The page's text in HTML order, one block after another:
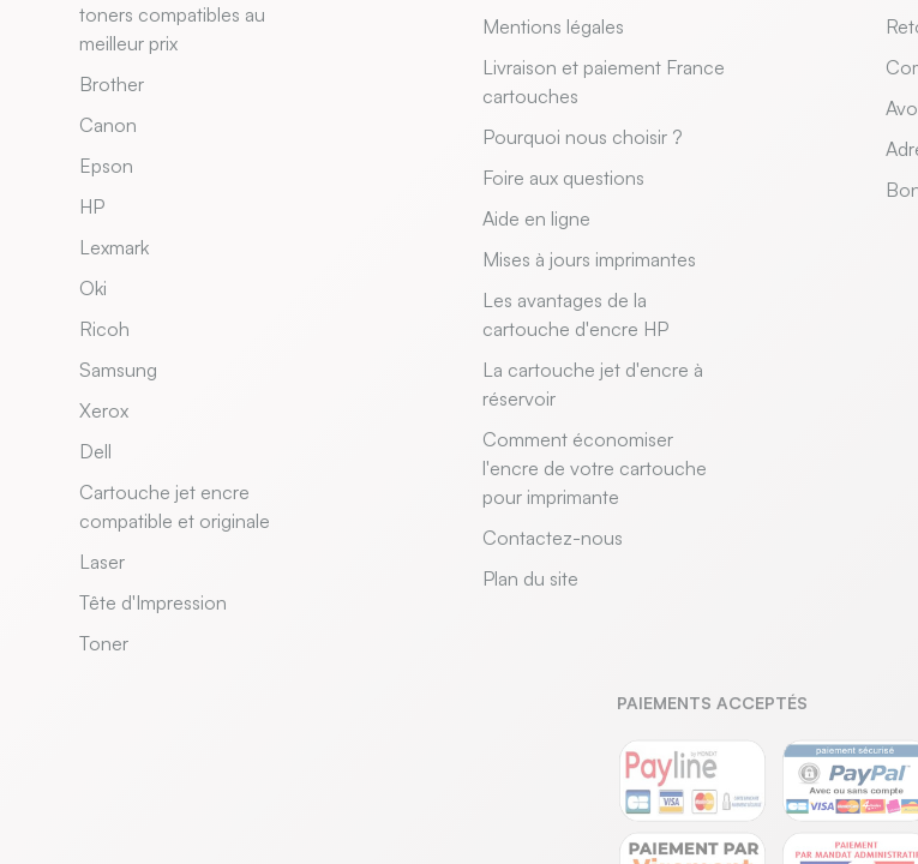
toners compatibles au
meilleur prix
Brother
Canon
Epson
HP
Lexmark
Oki
Ricoh
Samsung
Xerox
Dell
Cartouche jet encre
compatible et originale
Laser
Tête d'Impression
Toner
Mentions légales
Livraison et paiement France
cartouches
Pourquoi nous choisir ?
Foire aux questions
Aide en ligne
Mises à jours imprimantes
Les avantages de la
cartouche d'encre HP
La cartouche jet d'encre à
réservoir
Comment économiser
l'encre de votre cartouche
pour imprimante
Contactez-nous
Plan du site
PAIEMENTS ACCEPTÉS